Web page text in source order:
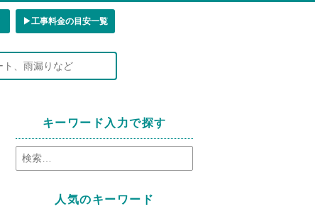
▶︎工事料金の目安一覧
キーワード入力で探す
人気のキーワード